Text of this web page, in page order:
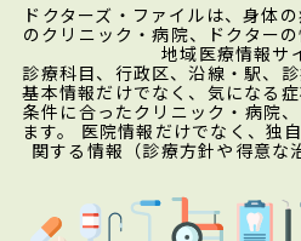
ドクターズ・ファイルは、身体
のクリニック・病院、ドクター
地域医療情報サ
診療科目、行政区、沿線・駅、
基本情報だけでなく、気になる
条件に合ったクリニック・病院
ます。 医院情報だけでなく、独
関する情報（診療方針や得意な